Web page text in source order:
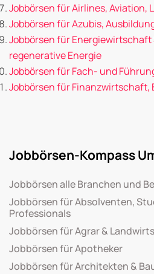
Jobbörsen für Airlines, Aviation,
Jobbörsen für Azubis,
Jobbörsen für Energiewirtschaft
regenerative Energie
Jobbörsen für Fach- und
Jobbörsen für Finanzwirtschaft,
Jobbörsen-Kompass
Jobbörsen alle Branchen und
Jobbörsen für Absolventen,
Professionals
Jobbörsen für Agrar &
Jobbörsen für Apotheker
Jobbörsen für Architekten &